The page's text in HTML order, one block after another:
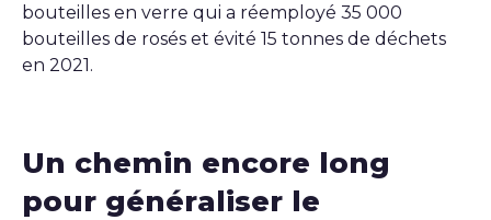
bouteilles en verre qui a réemployé 35 000
bouteilles de rosés et évité 15 tonnes de déchets
en 2021.
Un chemin encore long
pour généraliser le